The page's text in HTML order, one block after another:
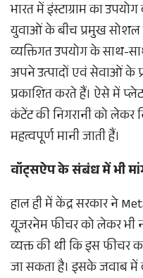
भारत में इंस्टाग्राम का
युवाओं के बीच प्रमुख सोशल
व्यक्तिगत उपयोग के साथ-
अपने उत्पादों एवं सेवाओं के
प्रकाशित करते हैं। ऐसे में
कंटेंट की निगरानी को लेकर
महत्वपूर्ण मानी जाती हैं।
वॉट्सऐप के संबंध में भी
हाल ही में केंद्र सरकार ने
यूजरनेम फीचर को लेकर भी
व्यक्त की थी कि इस फीचर
जा सकता है। इसके जवाब